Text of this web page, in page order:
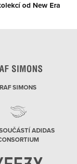
od New Era
RAF SIMONS
ADIDAS